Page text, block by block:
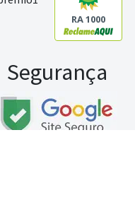
RA 1000
Segurança